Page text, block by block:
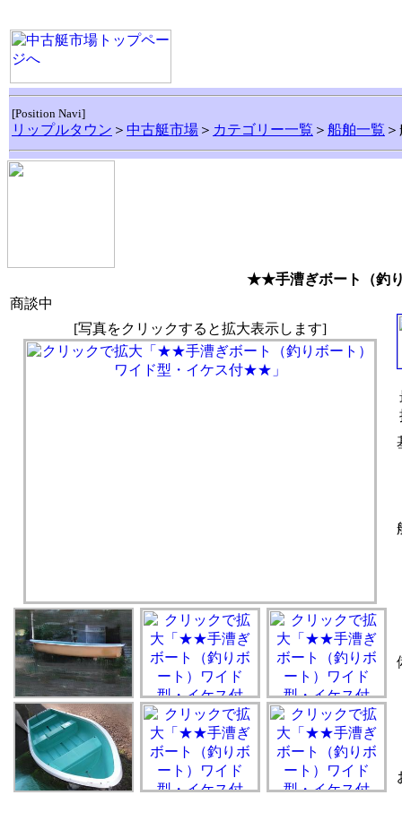
[Position Navi]
リップルタウン ＞ 中古艇市場 ＞ カテゴリー一覧 ＞ 船舶一覧
★★手漕ぎボート（釣
商談中
[写真をクリックすると拡大表示します]